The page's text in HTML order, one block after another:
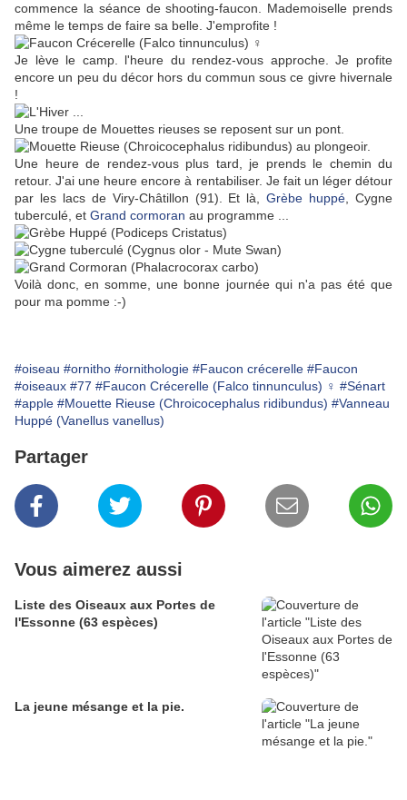
commence la séance de shooting-faucon. Mademoiselle prends
même le temps de faire sa belle. J'emprofite !
Je lève le camp. l'heure du rendez-vous approche. Je profite
encore un peu du décor hors du commun sous ce givre hivernale
!
Une troupe de Mouettes rieuses se reposent sur un pont.
Une heure de rendez-vous plus tard, je prends le chemin du
retour. J'ai une heure encore à rentabiliser. Je fait un léger détour
par les lacs de Viry-Châtillon (91). Et là,Grèbe huppé , Cygne
tuberculé, et Grand cormoran au programme ...
Voilà donc, en somme, une bonne journée qui n'a pas été que
pour ma pomme :-)
#oiseau #ornitho #ornithologie #Faucon crécerelle #Faucon
#oiseaux #77 #Faucon Crécerelle (Falco tinnunculus) ♀ #Sénart
#apple #Mouette Rieuse (Chroicocephalus ridibundus) #Vanneau
Huppé (Vanellus vanellus)
Partager
Vous aimerez aussi
Liste des Oiseaux aux Portes de
l'Essonne (63 espèces)
La jeune mésange et la pie.